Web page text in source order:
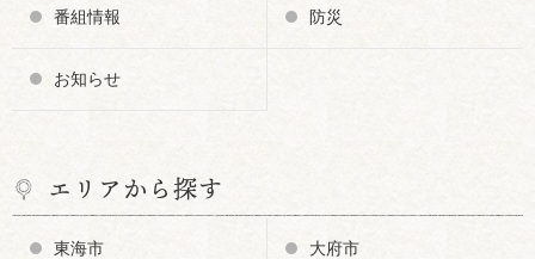
番組情報 防災
お知らせ
エリアから探す
東海市 大府市